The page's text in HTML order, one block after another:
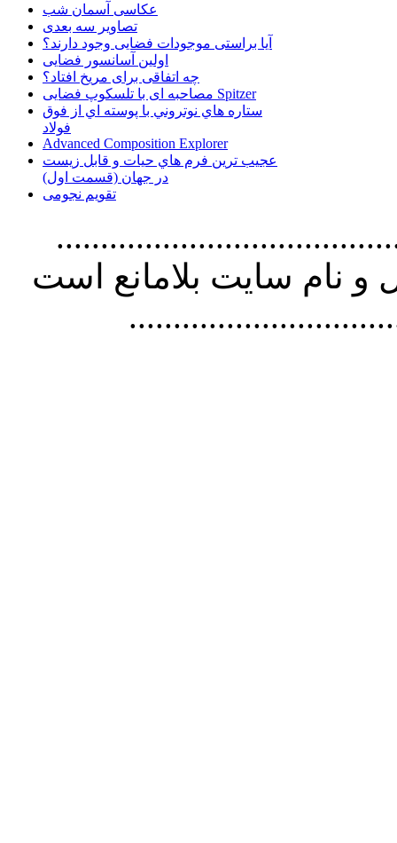
عکاسی آسمان شب
تصاویر سه بعدی
آیا براستی موجودات فضایی وجود دارند؟
اولین آسانسور فضایی
چه اتفاقی برای مریخ افتاد؟
مصاحبه ای با تلسکوپ فضایی Spitzer
ستاره هاي نوتروني با پوسته اي از فوق
فولاد
Advanced Composition Explorer
عجیب ترین فرم هاي حيات و قابل زيست
در جهان (قسمت اول)
تقویم نجومی
استفاده از
نام سايت بلامانع است